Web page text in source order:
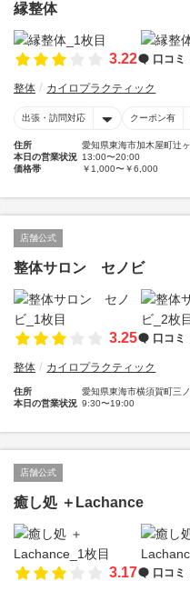
縁整体
3.22 口コミ
整体 カイロプラクティック
出張・訪問対応 クーポン有
住所
愛知県東海市加木屋町辻
本日の営業状況 13:00〜20:00
価格帯
￥1,000〜￥6,000
店舗公式
整体サロン セノビ
3.25 口コミ
整体 カイロプラクティック
住所
愛知県東海市横須賀町三
本日の営業状況 9:30〜19:00
店舗公式
癒し処 ＋Lachance
3.17 口コミ